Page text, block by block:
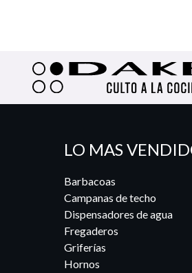
LO MAS
Barbacoas
Campanas de techo
Dispensadores de agua
Fregaderos
Griferías
Hornos